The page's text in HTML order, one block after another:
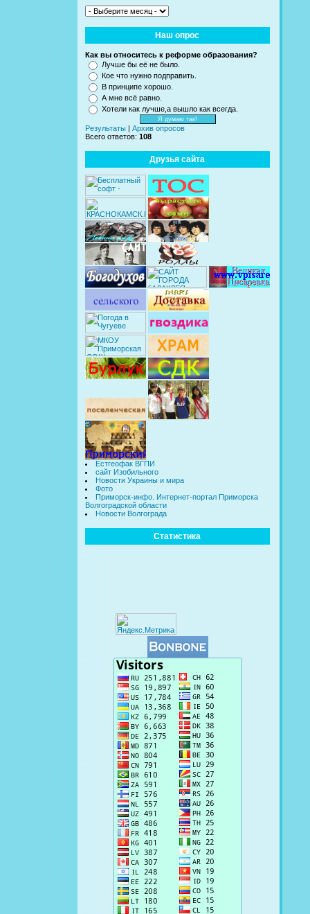
Наш опрос
Как вы относитесь к реформе образования?
Лучше бы её не было.
Кое что нужно подправить.
В принципе хорошо.
А мне всё равно.
Хотели как лучше,а вышло как всегда.
Результаты
Архив опросов
Всего ответов: 108
Друзья сайта
Естгеофак ВГПИ
сайт Изобильного
Новости Украины и мира
Фото
Приморск-инфо. Интернет-портал Приморска
Волгоградской области
Новости Волгограда
Статистика